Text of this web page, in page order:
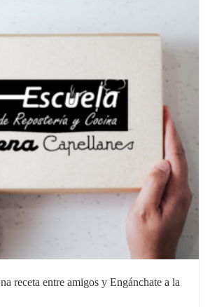
receta entre amigos y Engánchate a la